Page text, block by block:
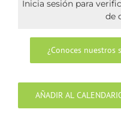
Inicia sesión para
de
¿Conoces nuestros
AÑADIR AL